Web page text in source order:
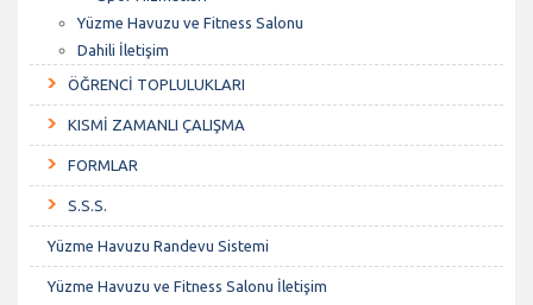
Yüzme Havuzu ve Fitness Salonu
Dahili İletişim
ÖĞRENCİ TOPLULUKLARI
KISMİ ZAMANLI ÇALIŞMA
FORMLAR
S.S.S.
Yüzme Havuzu Randevu Sistemi
Yüzme Havuzu ve Fitness Salonu İletişim